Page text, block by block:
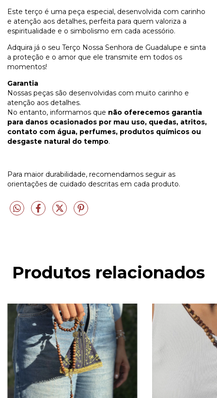
Este terço é uma peça especial, desenvolvida com carinho
e atenção aos detalhes, perfeita para quem valoriza a
espiritualidade e o simbolismo em cada acessório.
Adquira já o seu Terço Nossa Senhora de Guadalupe e sinta
a proteção e o amor que ele transmite em todos os
momentos!
Garantia
Nossas peças são desenvolvidas com muito carinho e
atenção aos detalhes.
No entanto, informamos que não oferecemos garantia
para danos ocasionados por mau uso, quedas, atritos,
contato com água, perfumes, produtos químicos ou
desgaste natural do tempo.
Para maior durabilidade, recomendamos seguir as
orientações de cuidado descritas em cada produto.
Produtos relacionados